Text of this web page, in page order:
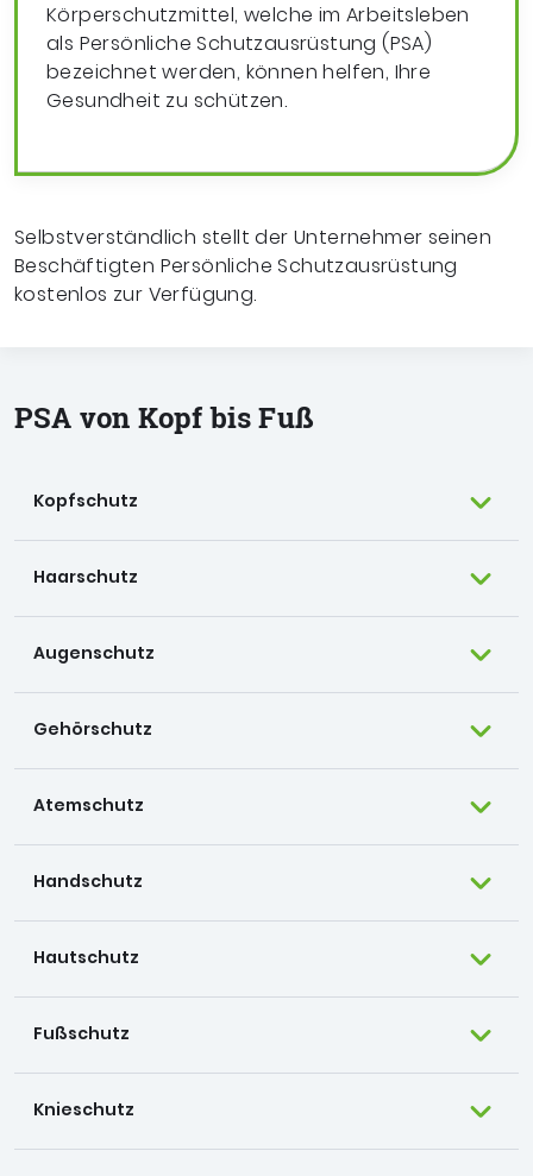
Körperschutzmittel, welche im Arbeitsleben
als Persönliche Schutzausrüstung (PSA)
bezeichnet werden, können helfen, Ihre
Gesundheit zu schützen.
Selbstverständlich stellt der Unternehmer seinen
Beschäftigten Persönliche Schutzausrüstung
kostenlos zur Verfügung.
PSA von Kopf bis Fuß
Kopfschutz
Haarschutz
Augenschutz
Gehörschutz
Atemschutz
Handschutz
Hautschutz
Fußschutz
Knieschutz